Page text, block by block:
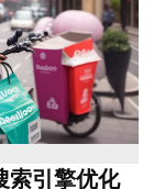
引擎优化